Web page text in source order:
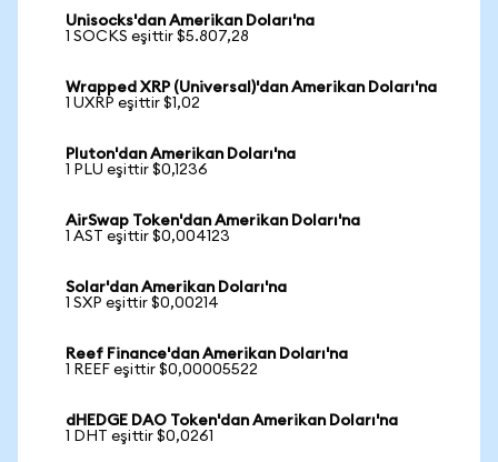
Unisocks'dan Amerikan Doları'na
1 SOCKS eşittir $5.807,28
Wrapped XRP (Universal)'dan Amerikan Doları'na
1 UXRP eşittir $1,02
Pluton'dan Amerikan Doları'na
1 PLU eşittir $0,1236
AirSwap Token'dan Amerikan Doları'na
1 AST eşittir $0,004123
Solar'dan Amerikan Doları'na
1 SXP eşittir $0,00214
Reef Finance'dan Amerikan Doları'na
1 REEF eşittir $0,00005522
dHEDGE DAO Token'dan Amerikan Doları'na
1 DHT eşittir $0,0261